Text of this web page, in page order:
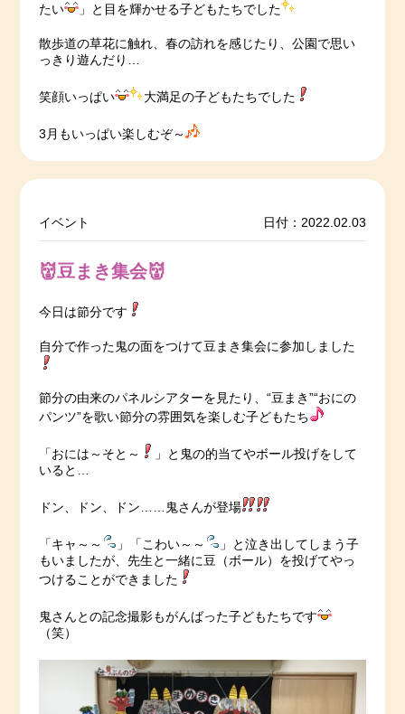
たい
」と目を輝かせる子どもたちでした
散歩道の草花に触れ、春の訪れを感じたり、公園で思い
っきり遊んだり…
笑顔いっぱい 大満足の子どもたちでした
3月もいっぱい楽しむぞ～
イベント 日付：2022.02.03
👹豆まき集会👹
今日は節分です
自分で作った鬼の面をつけて豆まき集会に参加しました
節分の由来のパネルシアターを見たり、“豆まき”“おにの
パンツ”を歌い節分の雰囲気を楽しむ子どもたち
「おには～そと～
」と鬼の的当てやボール投げをして
いると…
ドン、ドン、ドン……鬼さんが登場
「キャ～～ 」「こわい～～
」と泣き出してしまう子
もいましたが、先生と一緒に豆（ボール）を投げてやっ
つけることができました
鬼さんとの記念撮影もがんばった子どもたちです
（笑）